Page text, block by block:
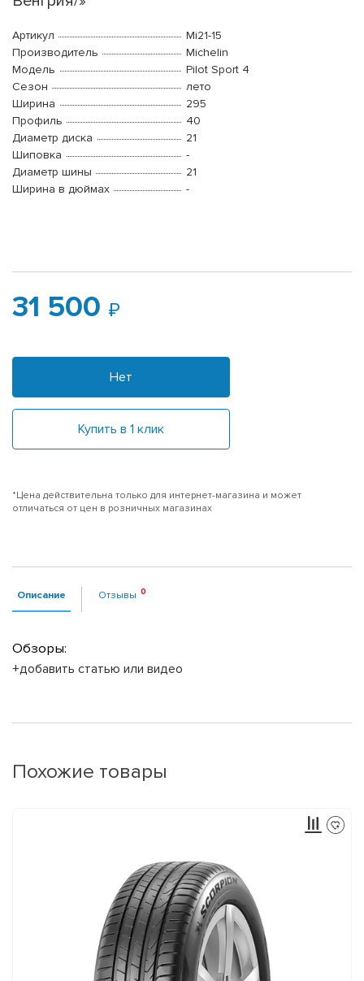
Артикул
Mi21-15
Производитель
Michelin
Модель
Pilot Sport 4
Сезон
лето
Ширина
295
Профиль
40
Диаметр диска
21
Шиповка
-
Диаметр шины
21
Ширина в дюймах
-
31 500
Нет
Купить в 1 клик
*Цена действительна только для интернет-магазина и может
отличаться от цен в розничных магазинах
Описание Отзывы
Обзоры:
+добавить статью или видео
Похожие товары